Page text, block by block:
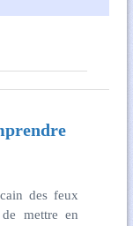
des feux
mettre en